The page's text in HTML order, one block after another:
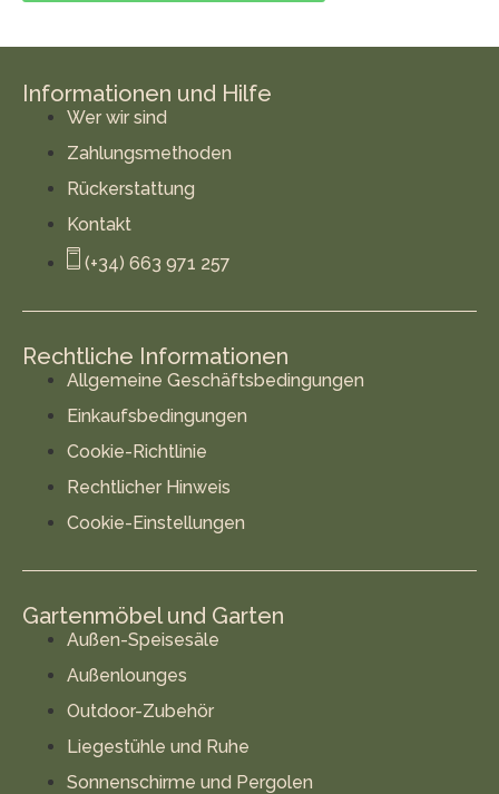
Informationen und Hilfe
Wer wir sind
Zahlungsmethoden
Rückerstattung
Kontakt
(+34) 663 971 257
Rechtliche Informationen
Allgemeine Geschäftsbedingungen
Einkaufsbedingungen
Cookie-Richtlinie
Rechtlicher Hinweis
Cookie-Einstellungen
Gartenmöbel und Garten
Außen-Speisesäle
Außenlounges
Outdoor-Zubehör
Liegestühle und Ruhe
Sonnenschirme und Pergolen